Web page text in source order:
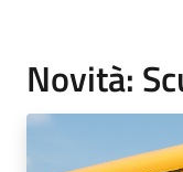
Novità: